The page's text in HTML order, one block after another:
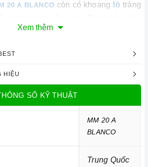
20 A BLANCO còn có khoang lò tráng
nướngvà giúp cho người nội trợ có
không ít thời gian và công sức nấu
Xem thêm
HIỆU
SỐ KỸ THUẬT
MM 20 A
BLANCO
Trung Quốc